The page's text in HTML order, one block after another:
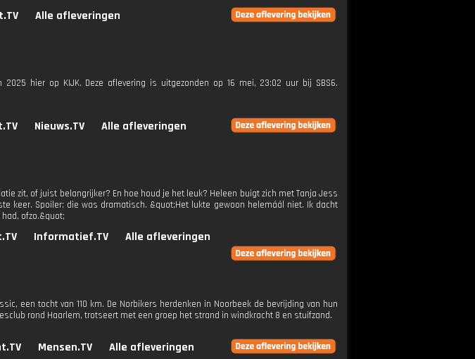
Alle afleveringen
2025 hier op KIJK. Deze aflevering is uitgezonden op 16 mei, 23:02 uur bij SBS6.
Nieuws.TV Alle afleveringen
zit, of juist belangrijker? En hoe houd je het leuk? Heleen buigt zich met Tanja Jess
keer. Spoiler: die was dramatisch. &quot;Het lukte gewoon helemáál niet. Ik dacht
ofzo.&quot;
Informatief.TV Alle afleveringen
een tocht van 110 km. De Norbikers herdenken in Noorbeek de bevrijding van hun
rond Haarlem, trotseert met een groep het strand in windkracht 8 en stuifzand.
Mensen.TV Alle afleveringen